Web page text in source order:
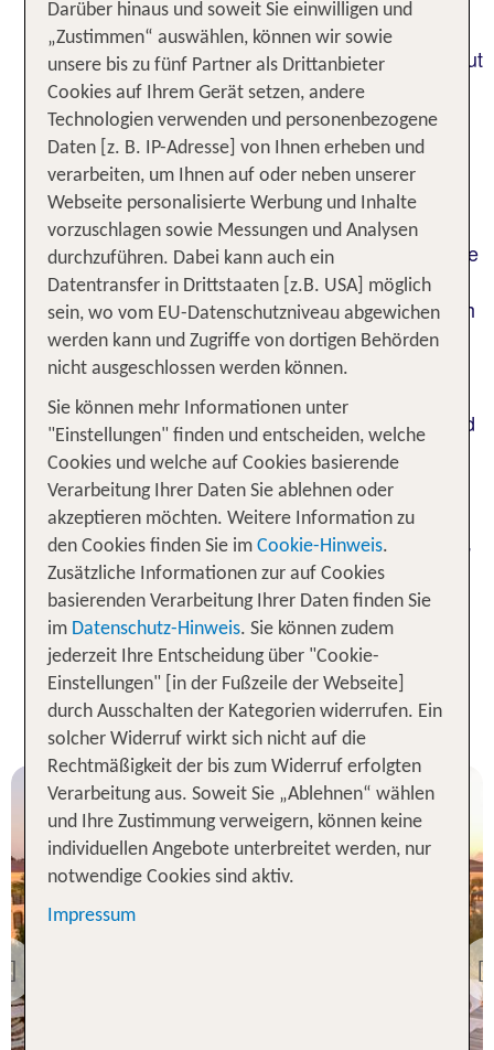
Du möchtest es dir in deinem nächsten Urlaub
gemeinsam mit deinen Kindern einmal so richtig gut
gehen lassen? Oder planst du sogar eine Mehr-
Generationen-Reise gemeinsam mit den
Großeltern? Damit alles entspannt zugeht, ist der
Rundum-sorglos-Ansatz eines All Inclusive
Familienurlaubs genau richtig für dich. Dank des
vielfältigen Angebots infamilienfreundlichen
Hotelsmit All Inclusive Option sind die Bedürfnisse
von Jung und Alt gleichermaßen abgedeckt – und
du musst dich dabei um nichts kümmern. Freu dich
aufabwechslungsreiche Büfetts, ein
kindgerechtes Animations- und
Unterhaltungsprogramm sowie ein
Freizeitangebotfür Erwachsene und Kinder – und
das alles ohne unerwartete Zusatzkosten und mit
voller Budgetkontrolle.
Buche jetzt deinen All Inclusive Familienurlaub für
dich und deine Familie und genieße dasRundum-
sorglos-Paketim All Inclusive Stil an den
schönsten Reisezielen der Welt.
Unsere TOP Angebote für 1
Woche All Inclusive Urlaub mit
der ganzen Familie
Previous
Darüber hinaus und soweit Sie einwilligen und
„Zustimmen“ auswählen, können wir sowie
unsere bis zu fünf Partner als Drittanbieter
Cookies auf Ihrem Gerät setzen, andere
Technologien verwenden und personenbezogene
Daten [z. B. IP-Adresse] von Ihnen erheben und
verarbeiten, um Ihnen auf oder neben unserer
Webseite personalisierte Werbung und Inhalte
vorzuschlagen sowie Messungen und Analysen
durchzuführen. Dabei kann auch ein
Datentransfer in Drittstaaten [z.B. USA] möglich
sein, wo vom EU-Datenschutzniveau abgewichen
werden kann und Zugriffe von dortigen Behörden
nicht ausgeschlossen werden können.
Sie können mehr Informationen unter
"Einstellungen" finden und entscheiden, welche
Cookies und welche auf Cookies basierende
Verarbeitung Ihrer Daten Sie ablehnen oder
akzeptieren möchten. Weitere Information zu
den Cookies finden Sie im Cookie-Hinweis.
Zusätzliche Informationen zur auf Cookies
basierenden Verarbeitung Ihrer Daten finden Sie
im Datenschutz-Hinweis. Sie können zudem
jederzeit Ihre Entscheidung über "Cookie-
Einstellungen" [in der Fußzeile der Webseite]
durch Ausschalten der Kategorien widerrufen. Ein
solcher Widerruf wirkt sich nicht auf die
Rechtmäßigkeit der bis zum Widerruf erfolgten
Verarbeitung aus. Soweit Sie „Ablehnen“ wählen
und Ihre Zustimmung verweigern, können keine
individuellen Angebote unterbreitet werden, nur
notwendige Cookies sind aktiv.
Impressum